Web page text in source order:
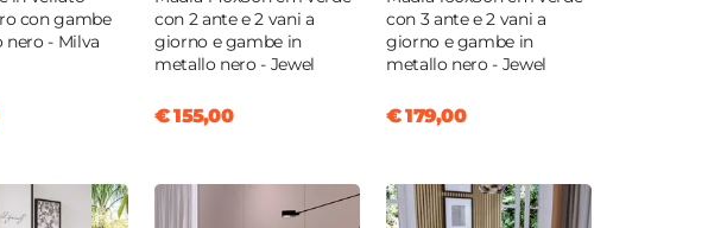
con gambe
nero - Milva
con 2 ante e 2 vani a
giorno e gambe in
metallo nero - Jewel
€ 155,00
con 3 ante e 2 vani a
giorno e gambe in
metallo nero - Jewel
€ 179,00